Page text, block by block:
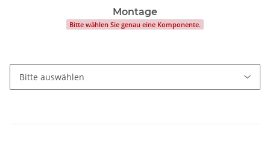
Montage
Bitte wählen Sie genau eine Komponente.